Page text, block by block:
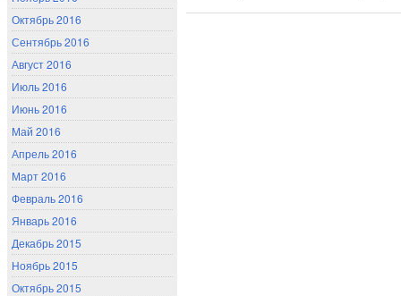
Октябрь 2016
Сентябрь 2016
Август 2016
Июль 2016
Июнь 2016
Май 2016
Апрель 2016
Март 2016
Февраль 2016
Январь 2016
Декабрь 2015
Ноябрь 2015
Октябрь 2015